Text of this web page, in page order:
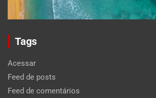
Tags
Acessar
Feed de posts
Feed de comentários